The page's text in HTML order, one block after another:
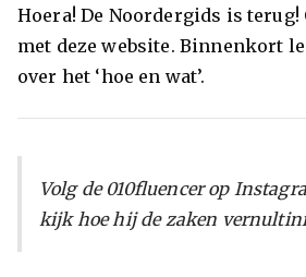
Hoera! De Noordergids is terug!
met deze website. Binnenkort
over het ‘hoe en wat’.
Volg de 010fluencer op
kijk hoe hij de zaken